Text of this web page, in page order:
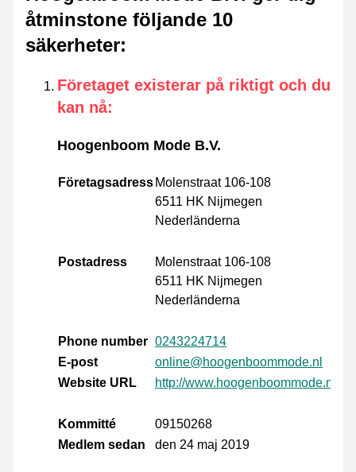
åtminstone följande 10
säkerheter:
Företaget existerar på riktigt och du
kan nå:
Hoogenboom Mode B.V.
Företagsadress Molenstraat 106-108
6511 HK Nijmegen
Nederländerna
Postadress
Molenstraat 106-108
6511 HK Nijmegen
Nederländerna
Phone number 0243224714
E-post
online@hoogenboommode.nl
Website URL
http://www.hoogenboommode.nl
Kommitté
09150268
Medlem sedan
den 24 maj 2019